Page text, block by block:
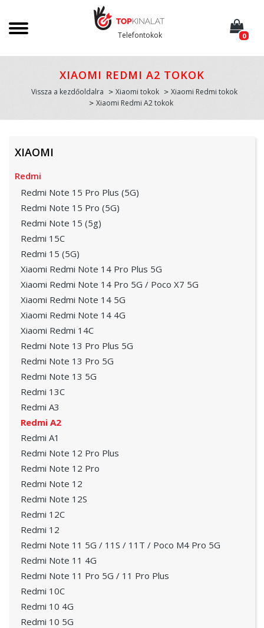
Telefontokok 0
XIAOMI REDMI A2 TOKOK
Vissza a kezdőoldalra Xiaomi tokok
Xiaomi Redmi tokok
Xiaomi Redmi A2 tokok
XIAOMI
Redmi
Redmi Note 15 Pro Plus (5G)
Redmi Note 15 Pro (5G)
Redmi Note 15 (5g)
Redmi 15C
Redmi 15 (5G)
Xiaomi Redmi Note 14 Pro Plus 5G
Xiaomi Redmi Note 14 Pro 5G / Poco X7 5G
Xiaomi Redmi Note 14 5G
Xiaomi Redmi Note 14 4G
Xiaomi Redmi 14C
Redmi Note 13 Pro Plus 5G
Redmi Note 13 Pro 5G
Redmi Note 13 5G
Redmi 13C
Redmi A3
Redmi A2
Redmi A1
Redmi Note 12 Pro Plus
Redmi Note 12 Pro
Redmi Note 12
Redmi Note 12S
Redmi 12C
Redmi 12
Redmi Note 11 5G / 11S / 11T / Poco M4 Pro 5G
Redmi Note 11 4G
Redmi Note 11 Pro 5G / 11 Pro Plus
Redmi 10C
Redmi 10 4G
Redmi 10 5G